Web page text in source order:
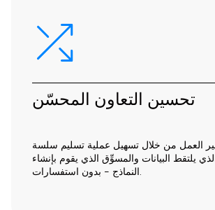
تحسين التعاون المحسّن
العمل من خلال تسهيل عملية تسليم سلسة
يلتقط البيانات والمسوِّق الذي يقوم بإنشاء